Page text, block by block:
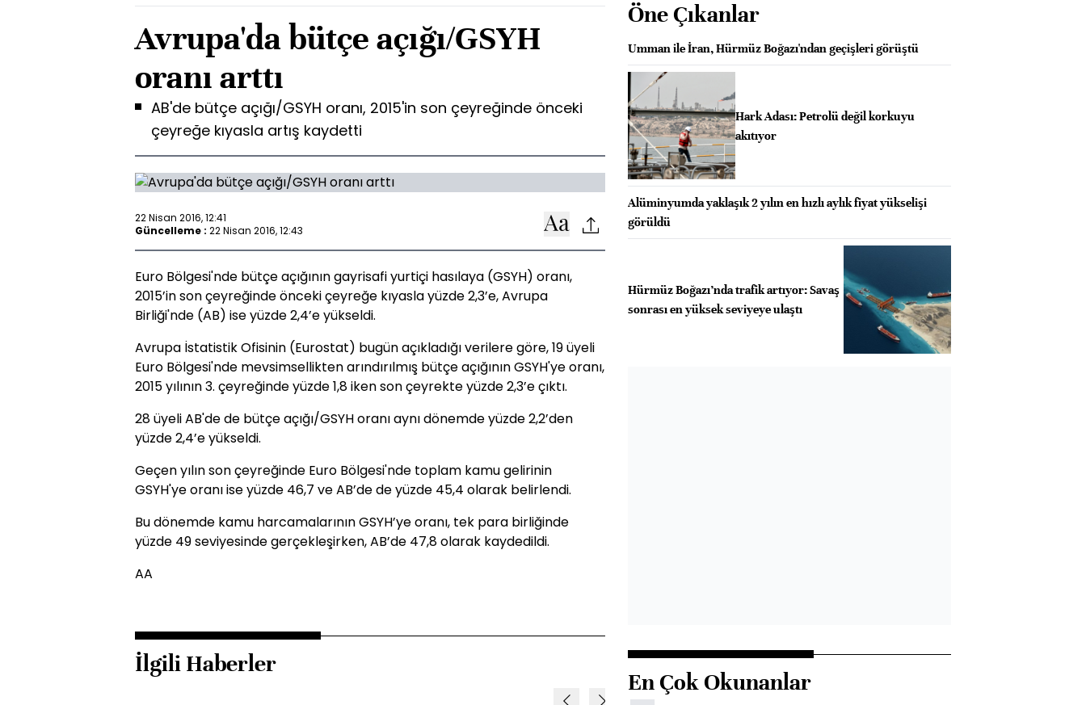
Avrupa'da bütçe açığı/GSYH
oranı arttı
AB'de bütçe açığı/GSYH oranı, 2015'in son çeyreğinde önceki
çeyreğe kıyasla artış kaydetti
22 Nisan 2016, 12:41
Güncelleme : 22 Nisan 2016, 12:43
Euro Bölgesi'nde bütçe açığının gayrisafi yurtiçi hasılaya (GSYH) oranı,
2015’in son çeyreğinde önceki çeyreğe kıyasla yüzde 2,3’e, Avrupa
Birliği'nde (AB) ise yüzde 2,4’e yükseldi.
Avrupa İstatistik Ofisinin (Eurostat) bugün açıkladığı verilere göre, 19 üyeli
Euro Bölgesi'nde mevsimsellikten arındırılmış bütçe açığının GSYH'ye oranı,
2015 yılının 3. çeyreğinde yüzde 1,8 iken son çeyrekte yüzde 2,3’e çıktı.
28 üyeli AB'de de bütçe açığı/GSYH oranı aynı dönemde yüzde 2,2’den
yüzde 2,4’e yükseldi.
Geçen yılın son çeyreğinde Euro Bölgesi'nde toplam kamu gelirinin
GSYH'ye oranı ise yüzde 46,7 ve AB’de de yüzde 45,4 olarak belirlendi.
Bu dönemde kamu harcamalarının GSYH’ye oranı, tek para birliğinde
yüzde 49 seviyesinde gerçekleşirken, AB’de 47,8 olarak kaydedildi.
AA
İlgili Haberler
Öne Çıkanlar
Umman ile İran, Hürmüz Boğazı'ndan geçişleri görüştü
Hark Adası: Petrolü değil korkuyu
akıtıyor
Alüminyumda yaklaşık 2 yılın en hızlı aylık fiyat yükselişi
görüldü
Hürmüz Boğazı’nda trafik artıyor: Savaş
sonrası en yüksek seviyeye ulaştı
En Çok Okunanlar